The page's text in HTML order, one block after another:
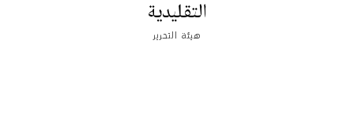
التقليدية
هيئة التحرير